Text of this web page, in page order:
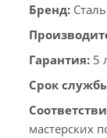
Бренд:
Гарантия: 5
Срок
мастерских